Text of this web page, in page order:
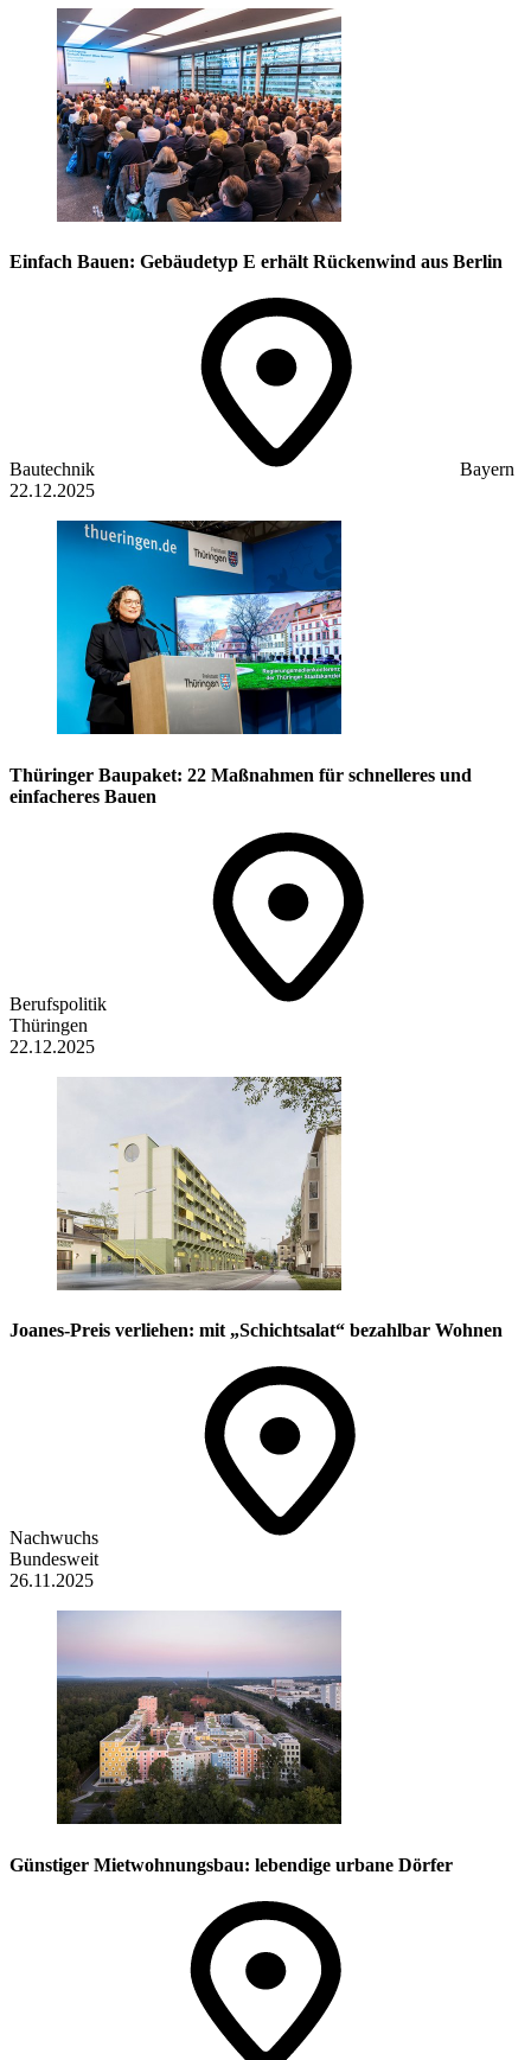
Einfach Bauen: Gebäudetyp E erhält Rückenwind aus Berlin
Bautechnik
Bayern
22.12.2025
Thüringer Baupaket: 22 Maßnahmen für schnelleres und
einfacheres Bauen
Berufspolitik
Thüringen
22.12.2025
Joanes-Preis verliehen: mit „Schichtsalat“ bezahlbar Wohnen
Nachwuchs
Bundesweit
26.11.2025
Günstiger Mietwohnungsbau: lebendige urbane Dörfer